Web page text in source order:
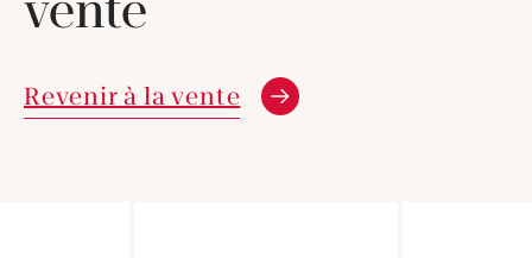
vente
Revenir à la vente